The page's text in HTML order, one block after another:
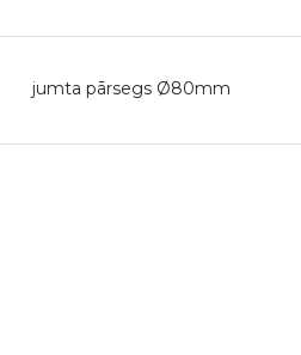
jumta pārsegs Ø80mm